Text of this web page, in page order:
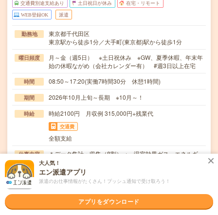
交通費別途支給あり 土日祝日が休み 在宅・リモート
WEB登録OK 派遣
勤務地
東京都千代田区
東京駅から徒歩1分／大手町(東京都)駅から徒歩1分
曜日頻度
月～金（週5日） ※土日祝休み ※GW、夏季休暇、年末年
始の休暇ながめ（会社カレンダー有） #週3日以上在宅
時間 08:50～17:20(実働7時間30分 休憩1時間)
期間 2026年10月上旬～長期 ※10月～！
時給 時給2100円 月収例 315,000円+残業代
交通費
全額支給
仕事内容
＊データ集計・収集（8割）→ 温室効果ガス、エネルギ
ー消費量など！＊操作マニュアル、解説資料の作成/…
応募資格
英語力不要
・Excelデータ集計/加工のご経験→ ピボットテーブル/マ
クロ/VBA（新規から）
大人気！
エン派遣アプリ
派遣のお仕事情報がたくさん！プッシュ通知で受け取ろう！
アプリをダウンロード